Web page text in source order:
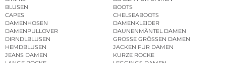
BLUSEN
BOOTS
CAPES
CHELSEABOOTS
DAMENHOSEN
DAMENKLEIDER
DAMENPULLOVER
DAUNENMÄNTEL DAMEN
DIRNDLBLUSEN
GROSSE GRÖSSEN DAMEN
HEMDBLUSEN
JACKEN FÜR DAMEN
JEANS DAMEN
KURZE RÖCKE